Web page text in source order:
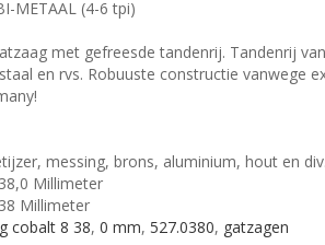
METAAL (4-6 tpi)
met gefreesde tandenrij. Tandenrij
en rvs. Robuuste constructie vanwege
messing, brons, aluminium, hout en
38,0 Millimeter
38 Millimeter
cobalt 8 38, 0 mm, 527.0380, gatzagen